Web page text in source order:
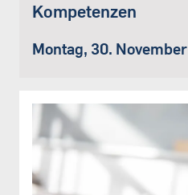
Kompetenzen
Montag, 30.